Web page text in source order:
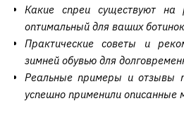
Какие спреи существуют
оптимальный для ваших
Практические советы и
зимней обувью для
Реальные примеры и отзывы
успешно применили описанные